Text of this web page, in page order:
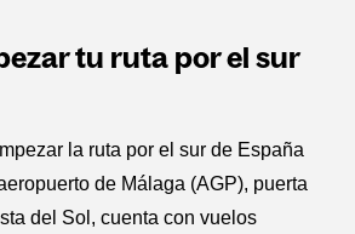
tu ruta por el sur
la ruta por el sur de España
de Málaga (AGP), puerta
del Sol, cuenta con vuelos